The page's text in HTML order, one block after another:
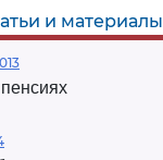
и материалы